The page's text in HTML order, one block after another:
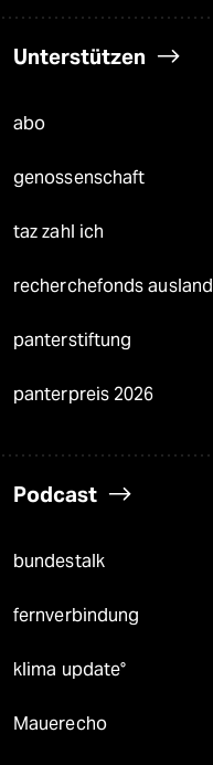
Unterstützen
abo
genossenschaft
taz zahl ich
recherchefonds ausland
panterstiftung
panterpreis 2026
Podcast
bundestalk
fernverbindung
klima update°
Mauerecho